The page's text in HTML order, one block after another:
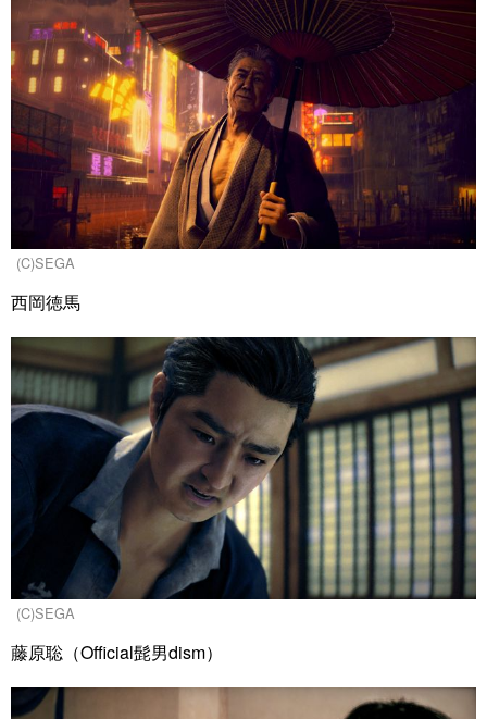
(C)SEGA
西岡徳馬
(C)SEGA
藤原聡（Official髭男dism）